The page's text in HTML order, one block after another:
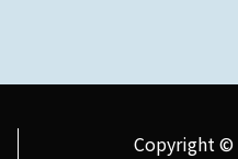
Copyright ©